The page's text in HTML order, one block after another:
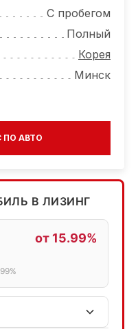
С пробегом
Полный
Корея
Минск
ПО АВТО
В ЛИЗИНГ
от 15.99%